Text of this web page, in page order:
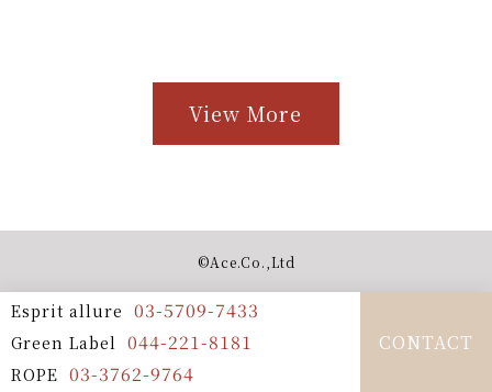
Esprit allure 03-5709-7433
Green Label 044-221-8181
ROPE 03-3762-9764
CONTACT
View More
©︎Ace.Co.,Ltd